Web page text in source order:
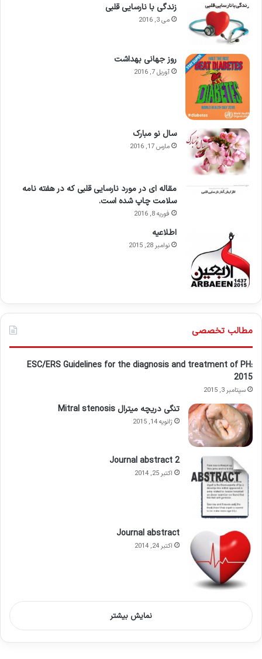
زندگی با نارسایی قلبی
می 3, 2016
روز جهانی بهداشت
آوریل 7, 2016
سال نو مبارک
مارس 17, 2016
مقاله ای در مورد نارسایی قلبی که در هفته نامه
سلامت چاپ شده است.
فوریه 8, 2016
اطلاعيه
نوامبر 28, 2015
مطالب تخصصی
ESC/ERS Guidelines for the diagnosis and treatment of PH:
2015
سپتامبر 3, 2015
تنگی دریچه میترال Mitral stenosis
ژانویه 14, 2015
Journal abstract 2
اکتبر 25, 2014
Journal abstract
اکتبر 24, 2014
نمایش بیشتر